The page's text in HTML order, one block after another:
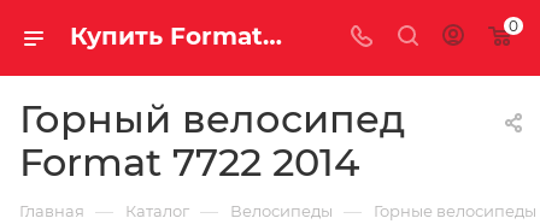
Купить Format 7722 2014 за рублей, а со скидкой 0
Горный велосипед
Format 7722 2014
Главная — Каталог — Велосипеды — Горные велосипеды